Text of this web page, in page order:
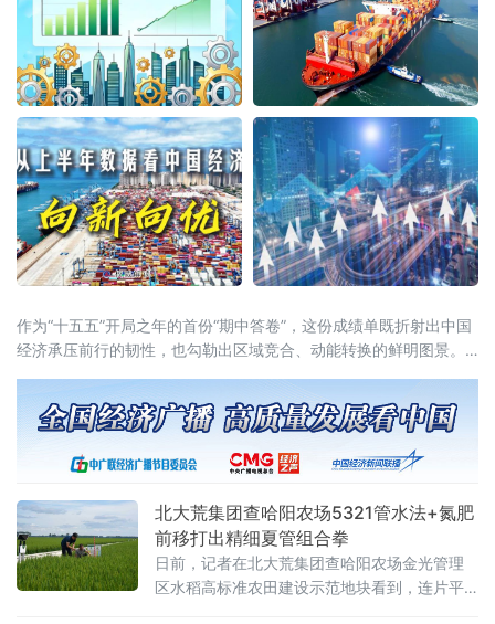
作为“十五五”开局之年的首份“期中答卷”，这份成绩单既折射出中国
经济承压前行的韧性，也勾勒出区域竞合、动能转换的鲜明图景。
示，上半年国内生产总值达69.6万亿元，同比增长4.7%。从增量
看，上半年GDP较去年同期增长3.6万亿元，为近五年
北大荒集团查哈阳农场5321管水法+氮肥
前移打出精细夏管组合拳
日前，记者在北大荒集团查哈阳农场金光管理
区水稻高标准农田建设示范地块看到，连片平